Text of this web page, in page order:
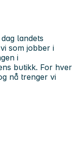
landets
som jobber i
i
butikk. For hver
nå trenger vi